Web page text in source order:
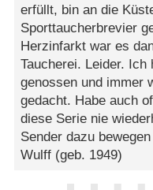
erfüllt, bin an die
Sporttaucherbrevier
Herzinfarkt war es
Taucherei. Leider. Ich
genossen und immer
gedacht. Habe auch
diese Serie nie
Sender dazu
Wulff (geb. 1949)